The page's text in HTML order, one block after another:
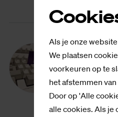
Als je onze
We plaatsen
voorkeuren op te
het afstemmen
Door op 'Alle
alle cookies. Als je
Re­dac­tie